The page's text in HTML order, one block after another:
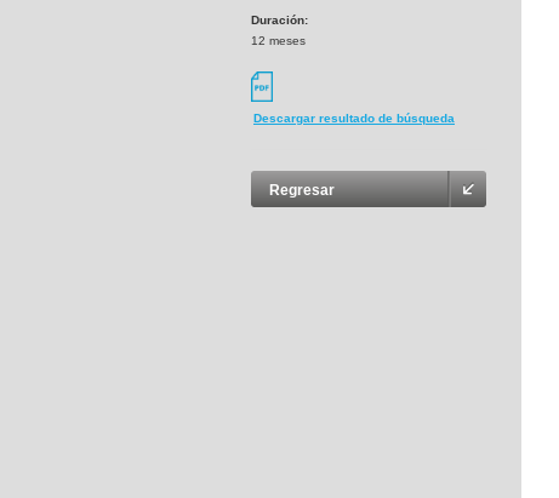
Duración:
12 meses
Descargar resultado de búsqueda
Regresar